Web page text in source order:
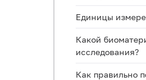
Единицы
Какой
исследования?
Как правильно